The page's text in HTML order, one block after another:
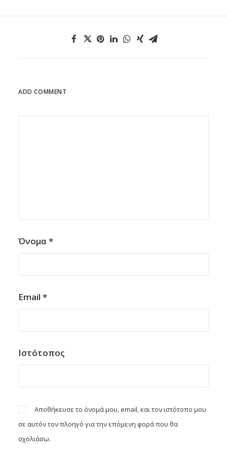
ADD COMMENT
Όνομα*
Email *
Ιστότοπος
Αποθήκευσε το όνομά μου, email, και τον ιστότοπο μου
σε αυτόν τον πλοηγό για την επόμενη φορά που θα
σχολιάσω.